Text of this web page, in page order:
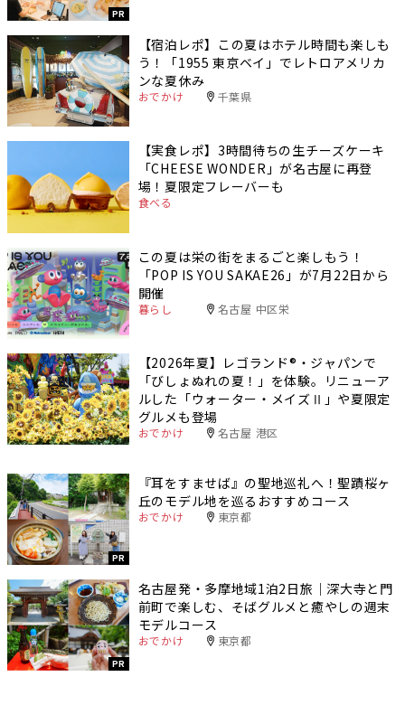
PR
【宿泊レポ】この夏はホテル時間も楽しも
う！「1955 東京ベイ」でレトロアメリカ
ンな夏休み
おでかけ 千葉県
【実食レポ】3時間待ちの生チーズケーキ
「CHEESE WONDER」が名古屋に再登
場！夏限定フレーバーも
食べる
この夏は栄の街をまるごと楽しもう！
「POP IS YOU SAKAE26」が7月22日から
開催
暮らし 名古屋 中区栄
【2026年夏】レゴランド®・ジャパンで
「びしょぬれの夏！」を体験。リニューア
ルした「ウォーター・メイズⅡ」や夏限定
グルメも登場
おでかけ 名古屋 港区
PR
『耳をすませば』の聖地巡礼へ！聖蹟桜ヶ
丘のモデル地を巡るおすすめコース
おでかけ 東京都
PR
名古屋発・多摩地域1泊2日旅｜深大寺と門
前町で楽しむ、そばグルメと癒やしの週末
モデルコース
おでかけ 東京都